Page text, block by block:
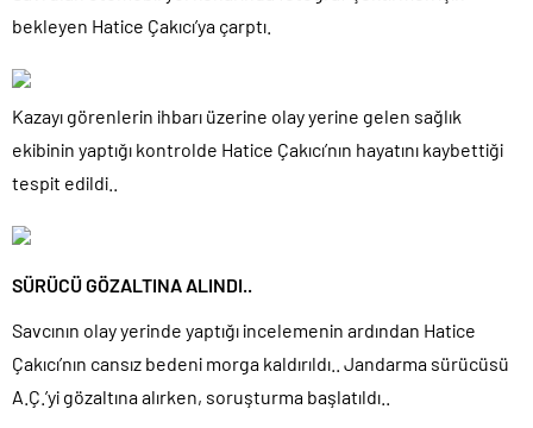
TÜİK kira zam oranını yüzde 31 olarak açıkladı..
Donald Trump’ın İran saldırılarını durdurma kararını Netanyahu da
sosyal medyadan öğrendi..
Günlerdir İran’a tehditler savurarak atıp tutan Trump yine kıvırdı!.
açıklama..
bekleyen Hatice Çakıcı’ya çarptı.
Kazayı görenlerin ihbarı üzerine olay yerine gelen sağlık
ekibinin yaptığı kontrolde Hatice Çakıcı’nın hayatını kaybettiği
tespit edildi..
SÜRÜCÜ GÖZALTINA ALINDI..
Savcının olay yerinde yaptığı incelemenin ardından Hatice
Çakıcı’nın cansız bedeni morga kaldırıldı.. Jandarma sürücüsü
A.Ç.’yi gözaltına alırken, soruşturma başlatıldı..